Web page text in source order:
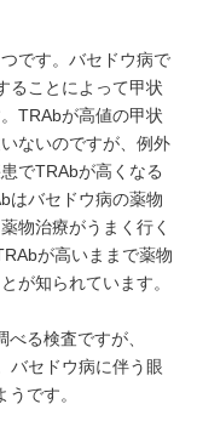
です。バセドウ病で
ることによって甲状
TRAbが高値の甲状
ないのですが、例外
でTRAbが高くなる
はバセドウ病の薬物
物治療がうまく行く
が高いままで薬物
が知られています。
る検査ですが、
バセドウ病に伴う眼
です。